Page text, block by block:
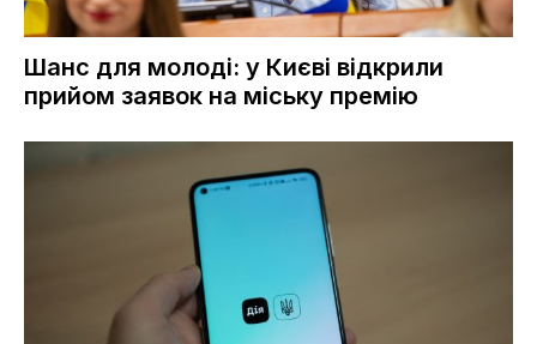
Шанс для молоді: у Києві відкрили
прийом заявок на міську премію